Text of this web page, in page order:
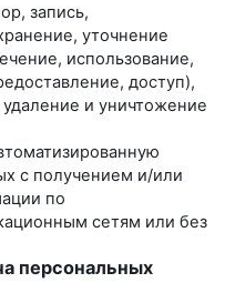
запись,
уточнение
использование,
доступ),
и уничтожение
с получением и/или
по
сетям или без
персональных